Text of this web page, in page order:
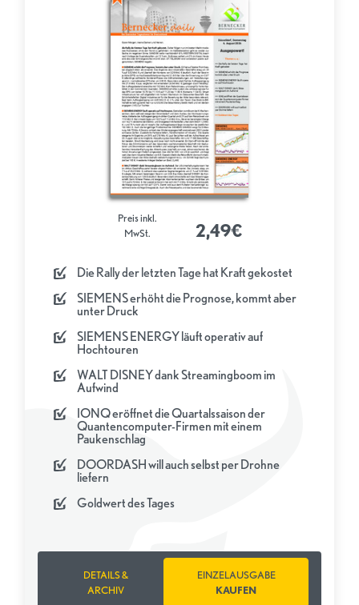
Die Rally der letzten Tage hat Kraft gekostet
SIEMENS erhöht die Prognose, kommt aber
unter Druck
SIEMENS ENERGY läuft operativ auf
Hochtouren
WALT DISNEY dank Streamingboom im
Aufwind
IONQ eröffnet die Quartalssaison der
Quantencomputer-Firmen mit einem
Paukenschlag
DOORDASH will auch selbst per Drohne
liefern
Goldwert des Tages
Preis inkl.
MwSt.
2,49€
DETAILS &
ARCHIV
EINZELAUSGABE
KAUFEN